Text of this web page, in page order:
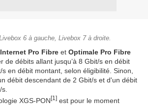
6 à gauche, Livebox 7 à droite.
Internet Pro Fibre et Optimale Pro Fibre
de débits allant jusqu’à 8 Gbit/s en débit
en débit montant, selon éligibilité. Sinon,
débit descendant de 2 Gbit/s et d'un débit
XGS-PON [1] est pour le moment